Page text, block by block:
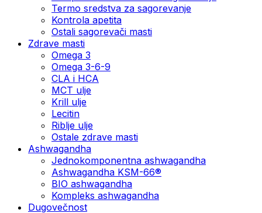
Termo sredstva za sagorevanje
Kontrola apetita
Ostali sagorevači masti
Zdrave masti
Omega 3
Omega 3-6-9
CLA i HCA
MCT ulje
Krill ulje
Lecitin
Riblje ulje
Ostale zdrave masti
Ashwagandha
Jednokomponentna ashwagandha
Ashwagandha KSM-66®
BIO ashwagandha
Kompleks ashwagandha
Dugovečnost